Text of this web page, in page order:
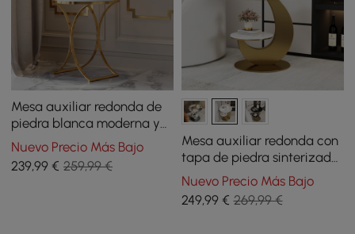
Mesa auxiliar redonda de
piedra blanca moderna y
lujosa mesa auxiliar con
base X en oro
Nuevo Precio Más Bajo
239,99 € 259,99 €
Mesa auxiliar redonda con
tapa de piedra sinterizada
con 2 niveles, 51 cm
Nuevo Precio Más Bajo
249,99€ 269,99 €